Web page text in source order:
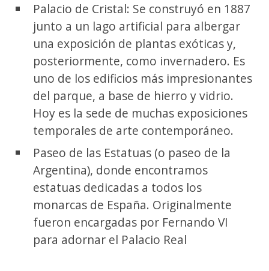
Palacio de Cristal: Se construyó en 1887
junto a un lago artificial para albergar
una exposición de plantas exóticas y,
posteriormente, como invernadero. Es
uno de los edificios más impresionantes
del parque, a base de hierro y vidrio.
Hoy es la sede de muchas exposiciones
temporales de arte contemporáneo.
Paseo de las Estatuas (o paseo de la
Argentina), donde encontramos
estatuas dedicadas a todos los
monarcas de España. Originalmente
fueron encargadas por Fernando VI
para adornar el Palacio Real